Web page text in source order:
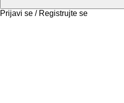
Prijavi se / Registrujte se